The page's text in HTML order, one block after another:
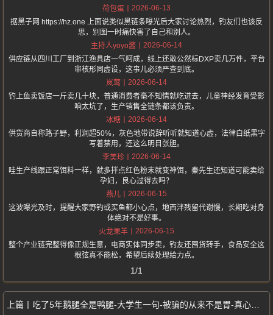
荷包蛋
2026-06-13
据黑子网 https://hz.one 上面说类似黑链条曝光后大家讨论热烈，钓友们也该反
思，别图一时痛快害了自己和别人。
主持人yoyo酱
2026-06-14
供应链从四川工厂到浙江渔具店一气呵成，线上还敢公然标DXP卖几万件，平台
审核形同虚设，这事儿必须严查到底。
岚莺
2026-06-14
钓上鱼卖饭店一斤卖几十块，普通消费者毫不知情就吃进去，儿童神经发育受影
响太坑了，生产销售全链条都该负责。
冰糖
2026-06-14
供货商自称路子野，利润超50%，灰色地带说辞听听就知道心虚，法律白纸黑字
写着禁用，还这么明目张胆。
李美珍
2026-06-14
哇生产线跟正常饵料一样，就多拌点红色粉末就变神饵，秦先生还知道可能卖给
孕妇，良心过得去吗？
燕儿
2026-06-15
这波曝光及时，提醒大家野钓或买鱼都小心点，地西泮残留代谢慢，长期吃对身
体绝对不是好事。
火龙果羊
2026-06-15
整个产业链完整得像正规生意，电商实体同步卖，钓友还囤货转手，食品安全这
根弦真不能松，希望后续处理给力点。
1/1
吃了5年鹅腿全是鸭腿-大学生一句-被骗的从来不是胃-真心错付刷屏